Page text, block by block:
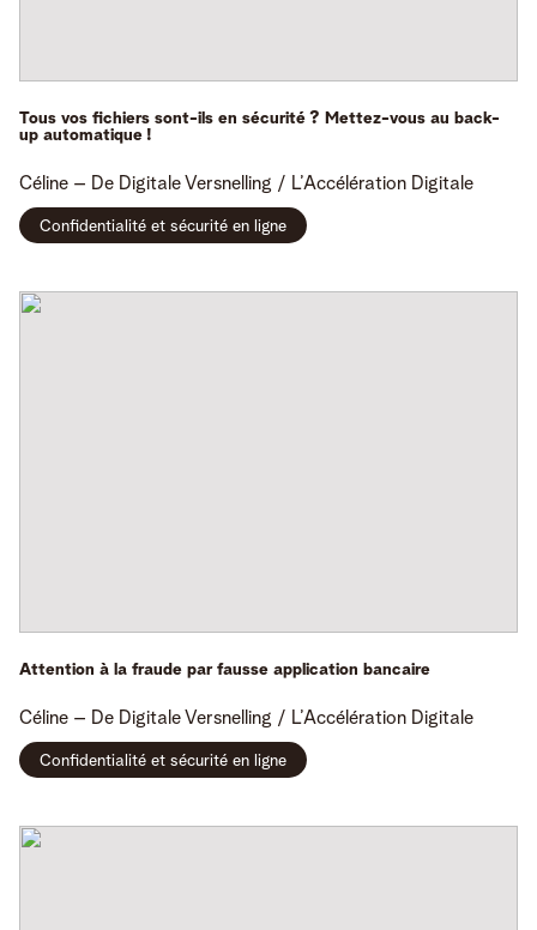
Tous vos fichiers sont-ils en sécurité ? Mettez-vous au back-
up automatique !
Céline – De Digitale Versnelling / L’Accélération Digitale
Confidentialité et sécurité en ligne
Attention à la fraude par fausse application bancaire
Céline – De Digitale Versnelling / L’Accélération Digitale
Confidentialité et sécurité en ligne